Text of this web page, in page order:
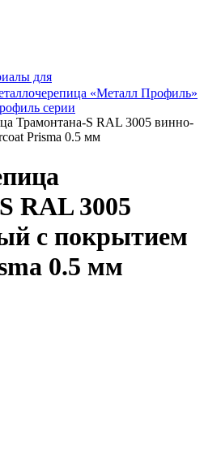
для
«Металл Профиль»
серии
Трамонтана-S RAL 3005 винно-
Prisma 0.5 мм
RAL 3005
с покрытием
0.5 мм